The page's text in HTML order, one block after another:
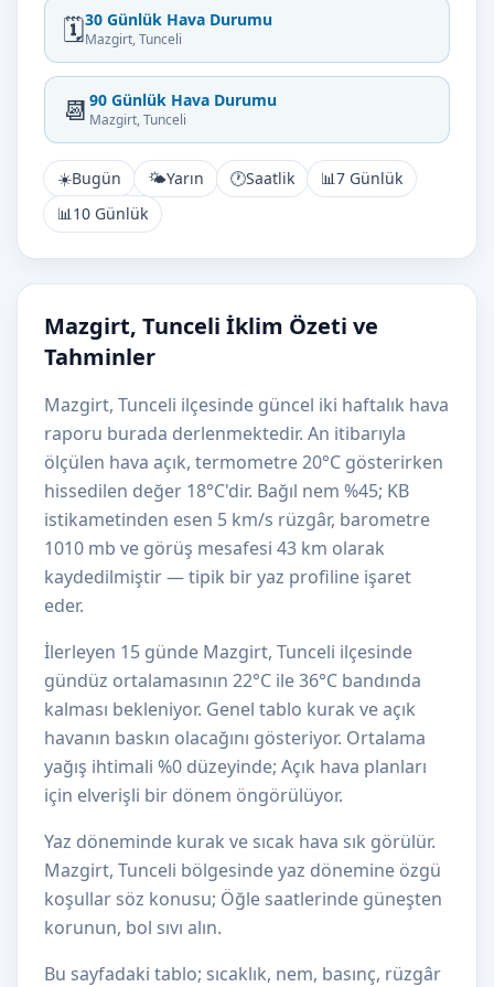
🗓️30 Günlük Hava Durumu
Mazgirt, Tunceli
📆 90 Günlük Hava Durumu
Mazgirt, Tunceli
☀️Bugün 🌤️Yarın 🕐Saatlik 📊7 Günlük
📊10 Günlük
Mazgirt, Tunceli İklim Özeti ve
Tahminler
Mazgirt, Tunceli ilçesinde güncel iki haftalık hava
raporu burada derlenmektedir. An itibarıyla
ölçülen hava açık, termometre 20°C gösterirken
hissedilen değer 18°C'dir. Bağıl nem %45; KB
istikametinden esen 5 km/s rüzgâr, barometre
1010 mb ve görüş mesafesi 43 km olarak
kaydedilmiştir — tipik bir yaz profiline işaret
eder.
İlerleyen 15 günde Mazgirt, Tunceli ilçesinde
gündüz ortalamasının 22°C ile 36°C bandında
kalması bekleniyor. Genel tablo kurak ve açık
havanın baskın olacağını gösteriyor. Ortalama
yağış ihtimali %0 düzeyinde; Açık hava planları
için elverişli bir dönem öngörülüyor.
Yaz döneminde kurak ve sıcak hava sık görülür.
Mazgirt, Tunceli bölgesinde yaz dönemine özgü
koşullar söz konusu; Öğle saatlerinde güneşten
korunun, bol sıvı alın.
Bu sayfadaki tablo; sıcaklık, nem, basınç, rüzgâr